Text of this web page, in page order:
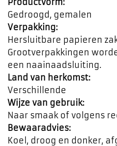
Gedroogd, gemalen
Verpakking:
Hersluitbare papieren
Grootverpakkingen
een naainaadsluiting.
Land van herkomst:
Verschillende
Wijze van gebruik:
Naar smaak of volgens
Bewaaradvies:
Koel, droog en donker,